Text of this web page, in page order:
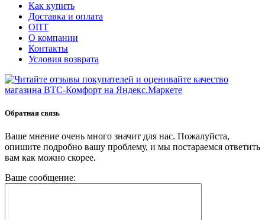
Как купить
Доставка и оплата
ОПТ
О компании
Контакты
Условия возврата
Обратная связь
Ваше мнение очень много значит для нас. Пожалуйста,
опишите подробно вашу проблему, и мы постараемся ответить
вам как можно скорее.
Ваше сообщение: